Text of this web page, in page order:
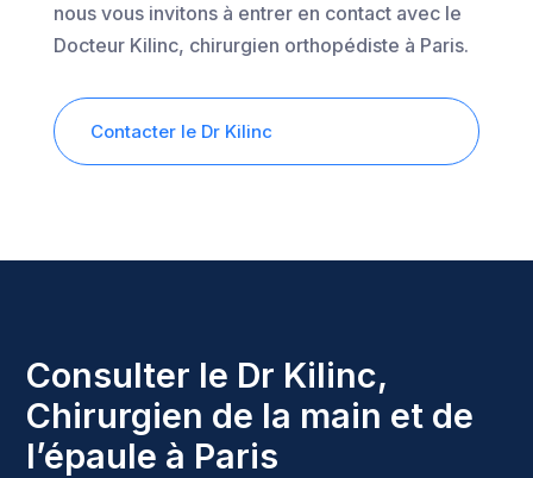
nous vous invitons à entrer en contact avec le
Docteur Kilinc, chirurgien orthopédiste à Paris.
Contacter le Dr Kilinc
Consulter le Dr Kilinc,
Chirurgien de la main et de
l’épaule à Paris